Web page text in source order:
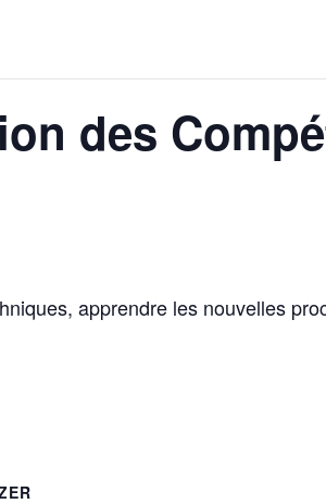
des
apprendre les nouvelles